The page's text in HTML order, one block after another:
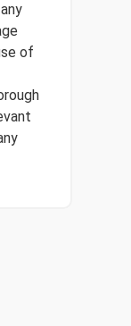
of